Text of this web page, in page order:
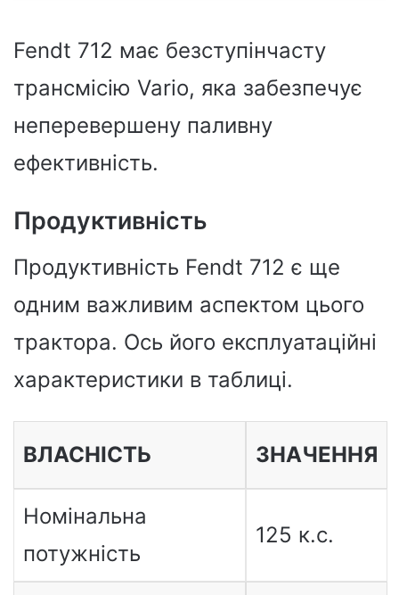
Fendt 712 має безступінчасту
трансмісію Vario, яка забезпечує
неперевершену паливну
ефективність.
Продуктивність
Продуктивність Fendt 712 є ще
одним важливим аспектом цього
трактора. Ось його експлуатаційні
характеристики в таблиці.
ВЛАСНІСТЬ ЗНАЧЕННЯ
Номінальна
потужність
125 к.с.